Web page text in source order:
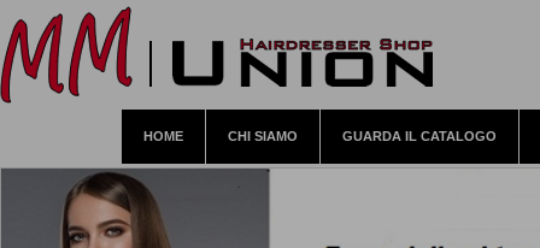
HOME CHI SIAMO GUARDA IL CATALOGO